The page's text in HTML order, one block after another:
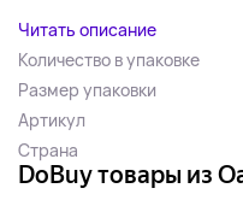
Читать описание
Количество в упаковке
Размер упаковки
Артикул
Страна